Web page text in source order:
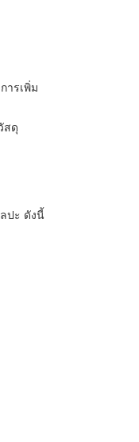
ารเพิ่ม
สดุ
ปะ ดังนี้